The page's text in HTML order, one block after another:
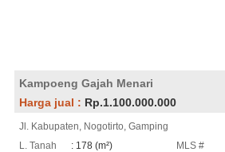
Kampoeng Gajah Menari
Harga jual : Rp.1.100.000.000
Jl. Kabupaten, Nogotirto, Gamping
L. Tanah
: 178 (m²)
MLS #